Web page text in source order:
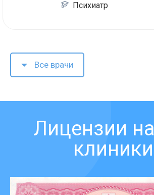
Психиатр
Все врачи
Лицензии
клиники